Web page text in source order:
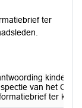
ter
van het
ter